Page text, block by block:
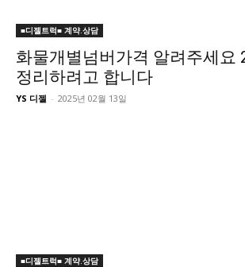
■디젤트럭■ 계약.상담
화물개별넘버가격 알려주세요
정리하려고 합니다
YS 디젤 - 2025년 02월 13일
■디젤트럭■ 계약.상담